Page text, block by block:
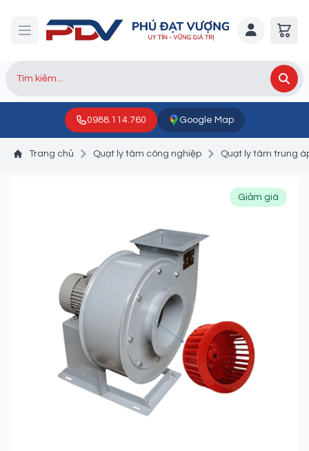
0988.114.760 Google Map
Trang chủ Quạt ly tâm công nghiệp Quạt ly tâm trung
Giảm giá